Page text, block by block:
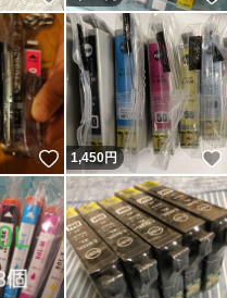
いいね！
1,450円